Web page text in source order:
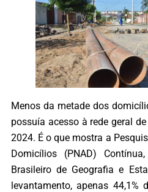
Menos da metade dos
possuía acesso à rede geral
2024. É o que mostra a
Domicílios (PNAD)
Brasileiro de Geografia e
levantamento, apenas 44,1%